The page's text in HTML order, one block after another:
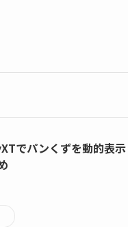
でパンくずを動的表